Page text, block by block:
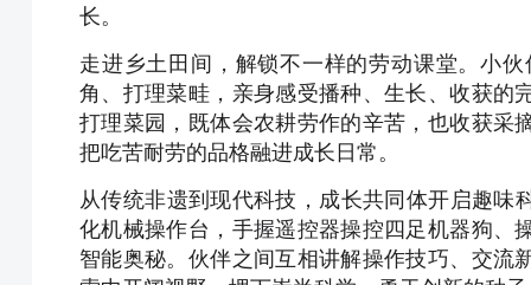
长。
走进乡土田间，解锁不一样的劳动课堂。小
角、打理菜畦，亲身感受播种、生长、收获的
打理菜园，既体会农耕劳作的辛苦，也收获采
把吃苦耐劳的品格融进成长日常。
从传统非遗到现代科技，成长共同体开启趣
化机械操作台，手握遥控器操控四足机器狗、
智能奥秘。伙伴之间互相讲解操作技巧、交流